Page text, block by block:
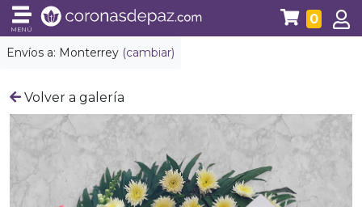
Envíos a: Monterrey (cambiar)
MENÚ
0
Volver a galería